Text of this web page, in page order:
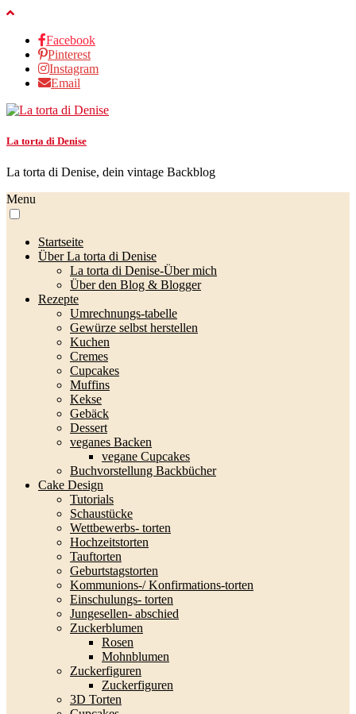
Facebook
Pinterest
Instagram
Email
La torta di Denise
La torta di Denise, dein vintage Backblog
Menu
Startseite
Über La torta di Denise
La torta di Denise-Über mich
Über den Blog & Blogger
Rezepte
Umrechnungs-tabelle
Gewürze selbst herstellen
Kuchen
Cremes
Cupcakes
Muffins
Kekse
Gebäck
Dessert
veganes Backen
vegane Cupcakes
Buchvorstellung Backbücher
Cake Design
Tutorials
Schaustücke
Wettbewerbs- torten
Hochzeitstorten
Tauftorten
Geburtstagstorten
Kommunions-/ Konfirmations-torten
Einschulungs- torten
Jungesellen- abschied
Zuckerblumen
Rosen
Mohnblumen
Zuckerfiguren
Zuckerfiguren
3D Torten